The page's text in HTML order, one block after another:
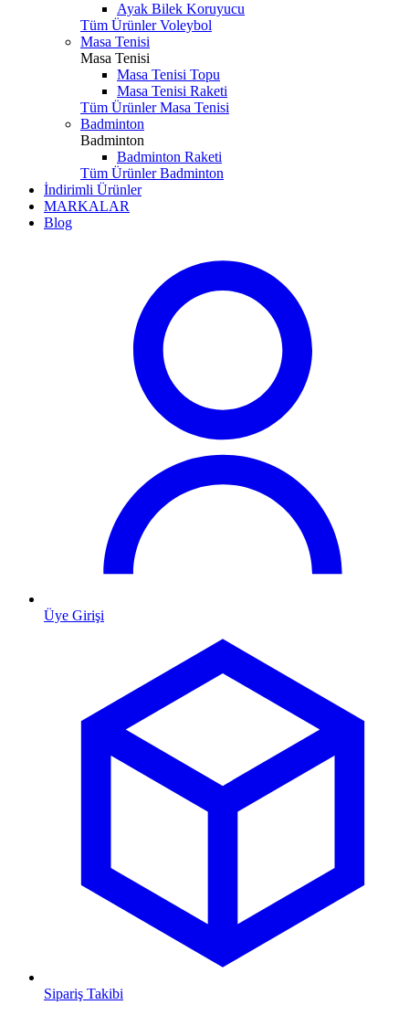
Ayak Bilek Koruyucu
Tüm Ürünler Voleybol
Masa Tenisi
Masa Tenisi
Masa Tenisi Topu
Masa Tenisi Raketi
Tüm Ürünler Masa Tenisi
Badminton
Badminton
Badminton Raketi
Tüm Ürünler Badminton
İndirimli Ürünler
MARKALAR
Blog
Üye Girişi
Sipariş Takibi